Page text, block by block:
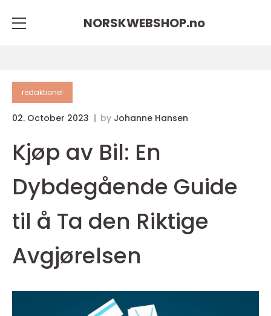
NORSKWEBSHOP.no
redaktionel
02. October 2023 by Johanne Hansen
Kjøp av Bil: En
Dybdegående Guide
til å Ta den Riktige
Avgjørelsen